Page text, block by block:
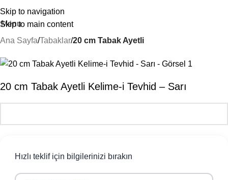
Skip to navigation
Skip to main content
Menu
Ana Sayfa Tabaklar 20 cm Tabak Ayetli
20 cm Tabak Ayetli Kelime-i Tevhid – Sarı
Hızlı teklif için bilgilerinizi bırakın